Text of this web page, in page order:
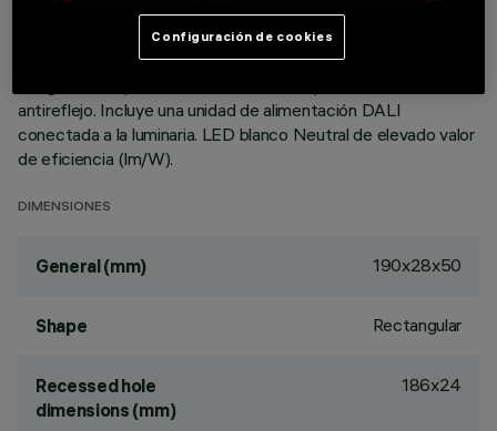
Cuerpo principal con superficie radiante de aluminio fundido a
presión, versión con marco perimetral de tope. Reflectores
Opti Beam de alta definición de termoplástico metalizado,
antireflejo. Incluye una unidad de alimentación DALI
conectada a la luminaria. LED blanco Neutral de elevado valor
de eficiencia (lm/W).
DIMENSIONES
General (mm) 190x28x50
Shape Rectangular
Recessed hole
dimensions (mm)
186x24
Configuración de cookies